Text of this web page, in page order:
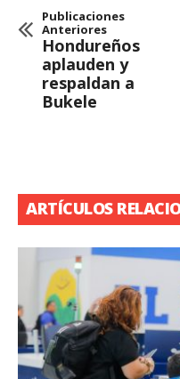
Publicaciones
Anteriores
Hondureños
aplauden y
respaldan a
Bukele
ARTÍCULOS